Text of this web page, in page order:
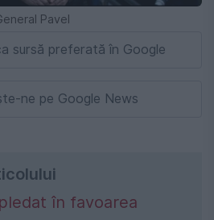
Pavel
sursă preferată în Google
ne pe Google News
în favoarea